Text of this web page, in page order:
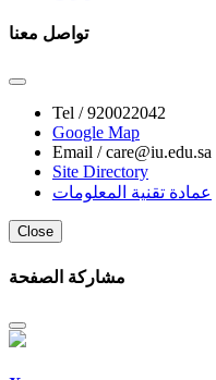
تواصل معنا
Tel /920022042
Google Map
Email /care@iu.edu.sa
Site Directory
عمادة تقنية المعلومات
Close
مشاركة الصفحة